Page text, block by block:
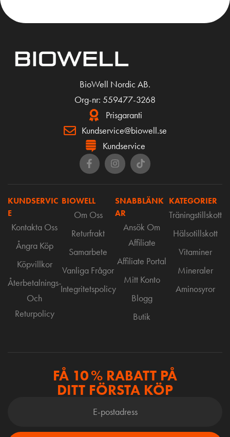
BioWell Nordic AB.
Org-nr: 559477-3268
Prisgaranti
Kundservice@biowell.se
Kundservice
KUNDSERVIC
E
Kontakta Oss
Ångra Köp
Köpvillkor
Återbetalnings-
Och
Returpolicy
BIOWELL
Om Oss
Returfrakt
Samarbete
Vanliga Frågor
Integritetspolicy
SNABBLÄNK
AR
Ansök Om
Affiliate
Affiliate Portal
Mitt Konto
Blogg
Butik
KATEGORIER
Träningstillskott
Hälsotillskott
Vitaminer
Mineraler
Aminosyror
FÅ 10 % RABATT PÅ
DITT FÖRSTA KÖP